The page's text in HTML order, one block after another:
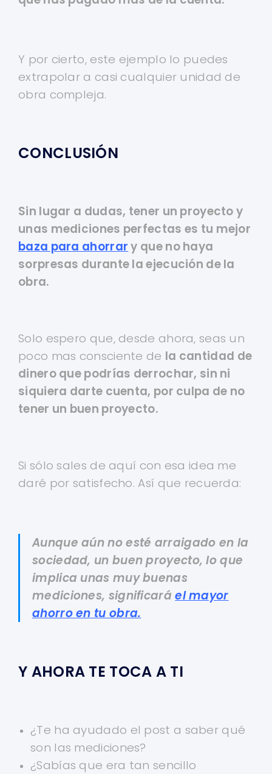
Y por cierto, este ejemplo lo puedes
extrapolar a casi cualquier unidad de
obra compleja.
CONCLUSIÓN
Sin lugar a dudas, tener un proyecto y
unas mediciones perfectas es tu mejor
baza para ahorrary que no haya
sorpresas durante la ejecución de la
obra.
Solo espero que, desde ahora, seas un
poco mas consciente de la cantidad de
dinero que podrías derrochar, sin ni
siquiera darte cuenta, por culpa de no
tener un buen proyecto.
Si sólo sales de aquí con esa idea me
daré por satisfecho. Así que recuerda:
Aunque aún no esté arraigado en la
sociedad, un buen proyecto, lo que
implica unas muy buenas
mediciones, significaráel mayor
ahorro en tu obra.
Y AHORA TE TOCA A TI
¿Te ha ayudado el post a saber qué
son las mediciones?
¿Sabías que era tan sencillo